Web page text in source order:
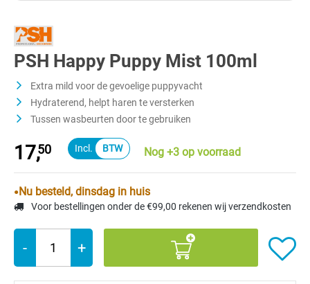
PSH Happy Puppy Mist 100ml
Extra mild voor de gevoelige puppyvacht
Hydraterend, helpt haren te versterken
Tussen wasbeurten door te gebruiken
17,50 Nog +3 op voorraad
Nu besteld, dinsdag in huis
Voor bestellingen onder de €99,00 rekenen wij verzendkosten
- +